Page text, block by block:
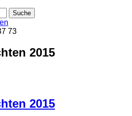
73
2015
2015